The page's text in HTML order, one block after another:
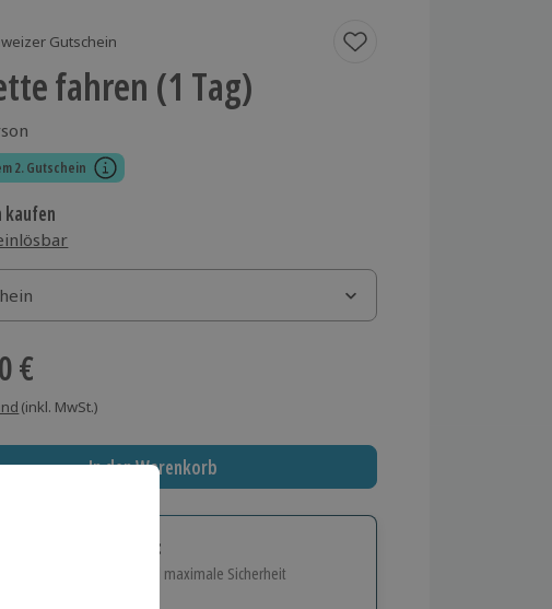
Gutschein
fahren (1 Tag)
2. Gutschein
kaufen
€
(inkl. MwSt.)
In den Warenkorb
das richtige Geschenk:
volle Flexibilität und maximale Sicherheit